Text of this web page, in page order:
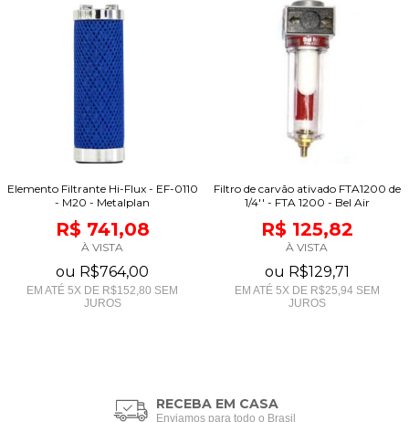
Elemento Filtrante Hi-Flux - EF-0110
- M20 - Metalplan
R$ 741,08
À VISTA
ou R$764,00
EM ATÉ 5X DE R$152,80 SEM
JUROS
Filtro de carvão ativado FTA1200 de
1/4'' - FTA 1200 - Bel Air
R$ 125,82
À VISTA
ou R$129,71
EM ATÉ 5X DE R$25,94SEM
JUROS
RECEBA EM CASA
Enviamos para todo o Brasil